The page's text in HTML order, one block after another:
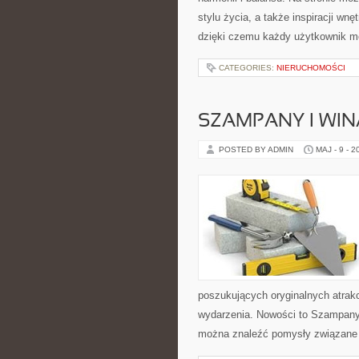
stylu życia, a także inspiracji
dzięki czemu każdy użytkownik
CATEGORIES: NIERUCHOMOŚCI
SZAMPANY I
POSTED BY ADMIN MAJ - 9 -
poszukujących oryginalnych
wydarzenia. Nowości to
można znaleźć pomysły